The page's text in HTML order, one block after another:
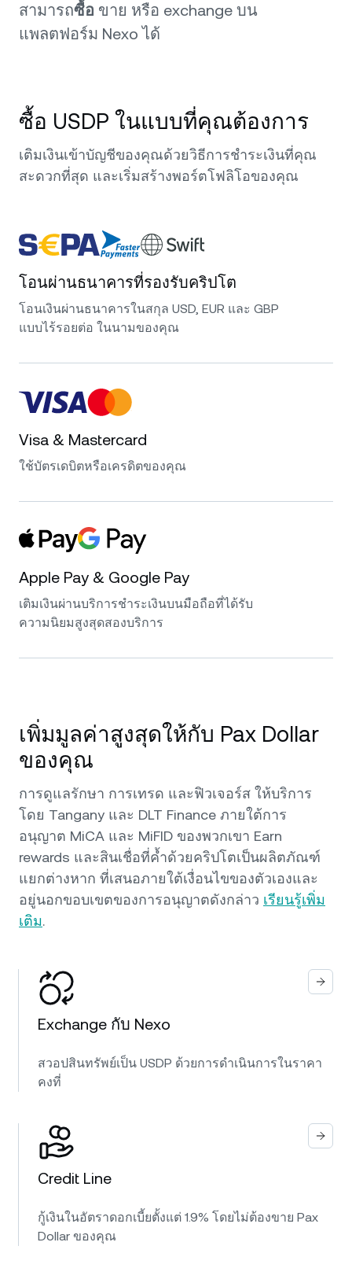
สามารถซื้อ ขาย หรือ exchange บน
แพลตฟอร์ม Nexo ได้
ซื้อ USDP ในแบบที่คุณต้องการ
เติมเงินเข้าบัญชีของคุณด้วยวิธีการชำระเงินที่คุณ
สะดวกที่สุด และเริ่มสร้างพอร์ตโฟลิโอของคุณ
โอนผ่านธนาคารที่รองรับคริปโต
โอนเงินผ่านธนาคารในสกุล USD, EUR และ GBP
แบบไร้รอยต่อ ในนามของคุณ
Visa & Mastercard
ใช้บัตรเดบิตหรือเครดิตของคุณ
Apple Pay & Google Pay
เติมเงินผ่านบริการชำระเงินบนมือถือที่ได้รับ
ความนิยมสูงสุดสองบริการ
เพิ่มมูลค่าสูงสุดให้กับ Pax Dollar
ของคุณ
การดูแลรักษา การเทรด และฟิวเจอร์ส ให้บริการ
โดย Tangany และ DLT Finance ภายใต้การ
อนุญาต MiCA และ MiFID ของพวกเขา Earn
rewards และสินเชื่อที่ค้ำด้วยคริปโตเป็นผลิตภัณฑ์
แยกต่างหาก ที่เสนอภายใต้เงื่อนไขของตัวเองและ
อยู่นอกขอบเขตของการอนุญาตดังกล่าว เรียนรู้เพิ่ม
เติม.
Exchange กับ Nexo
สวอปสินทรัพย์เป็น USDP ด้วยการดำเนินการในราคา
คงที่
Credit Line
กู้เงินในอัตราดอกเบี้ยตั้งแต่ 1.9% โดยไม่ต้องขาย Pax
Dollar ของคุณ